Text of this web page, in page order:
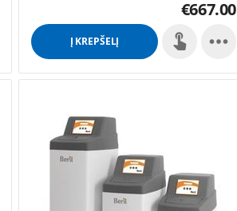
€667.00
Į KREPŠELĮ 